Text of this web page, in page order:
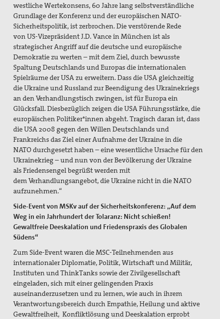
westliche Wertekonsens, 60 Jahre lang selbstverständliche
Grundlage der Konferenz und der europäischen NATO-
Sicherheitspolitik, ist zerbrochen. Die verstörende Rede
von US-Vizepräsident J.D. Vance in München ist als
strategischer Angriff auf die deutsche und europäische
Demokratie zu werten – mit dem Ziel, durch bewusste
Spaltung Deutschlands und Europas die internationalen
Spielräume der USA zu erweitern. Dass die USA gleichzeitig
die Ukraine und Russland zur Beendigung des Ukrainekriegs
an den Verhandlungstisch zwingen, ist für Europa ein
Glücksfall. Diesbezüglich zeigen die USA Führungsstärke, die
europäischen Politiker*innen abgeht. Tragisch daran ist, dass
die USA 2008 gegen den Willen Deutschlands und
Frankreichs das Ziel einer Aufnahme der Ukraine in die
NATO durchgesetzt haben – eine wesentliche Ursache für den
Ukrainekrieg – und nun von der Bevölkerung der Ukraine
als Friedensengel begrüßt werden mit
dem Verhandlungsangebot, die Ukraine nicht in die NATO
aufzunehmen.“
Side-Event von MSKv auf der Sicherheitskonferenz: „Auf dem
Weg in ein Jahrhundert der Tolaranz: Nicht schießen!
Gewaltfreie Deeskalation und Friedenspraxis des Globalen
Südens“
Zum Side-Event waren die MSC-Teilnehmenden aus
internationaler Diplomatie, Politik, Wirtschaft und Militär,
Instituten und ThinkTanks sowie der Zivilgesellschaft
eingeladen, sich mit einer gelingenden Praxis
auseinanderzusetzen und zu lernen, wie auch in ihrem
Verantwortungsbereich durch Empathie, Heilung und aktive
Gewaltfreiheit, Konfliktlösung und Deeskalation erprobt